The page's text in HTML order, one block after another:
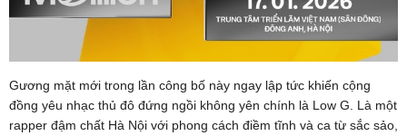
Gương mặt mới trong lần công bố này ngay lập tức khiến cộng
đồng yêu nhạc thủ đô đứng ngồi không yên chính là Low G. Là một
rapper đậm chất Hà Nội với phong cách điềm tĩnh và ca từ sắc sảo,